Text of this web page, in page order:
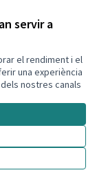
servir a
el rendiment i el
una experiència
nostres canals
Amb
(Enllaç